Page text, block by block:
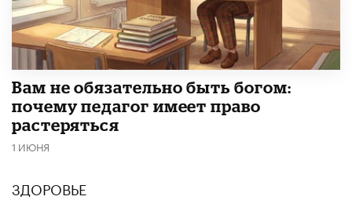
​Вам не обязательно быть богом:
почему педагог имеет право
растеряться
1 ИЮНЯ
ЗДОРОВЬЕ